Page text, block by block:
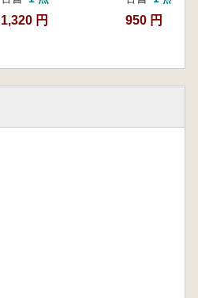
1,320 円 950 円